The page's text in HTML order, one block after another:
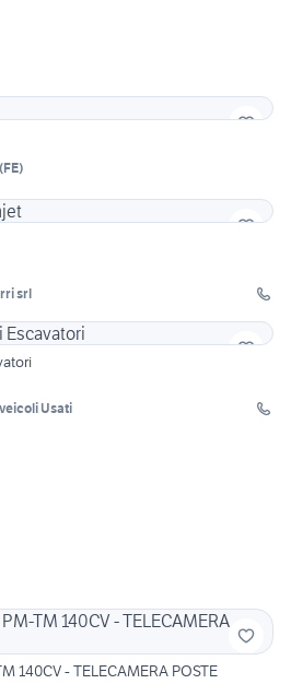
(FE)
srl
Usati
140CV - TELECAMERA POSTE